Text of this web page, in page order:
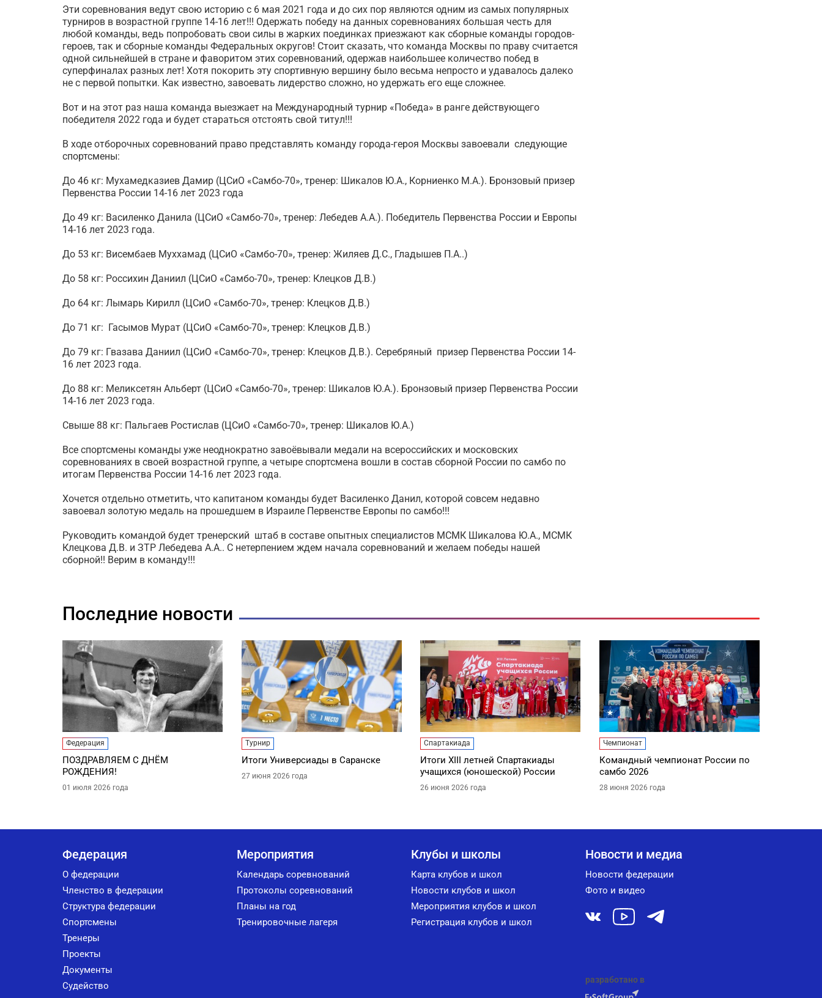
Эти соревнования ведут свою историю с 6 мая 2021 года и до сих пор являются одним из самых популярных
турниров в возрастной группе 14-16 лет!!! Одержать победу на данных соревнованиях большая честь для
любой команды, ведь попробовать свои силы в жарких поединках приезжают как сборные команды городов-
героев, так и сборные команды Федеральных округов! Стоит сказать, что команда Москвы по праву считается
одной сильнейшей в стране и фаворитом этих соревнований, одержав наибольшее количество побед в
суперфиналах разных лет! Хотя покорить эту спортивную вершину было весьма непросто и удавалось далеко
не с первой попытки. Как известно, завоевать лидерство сложно, но удержать его еще сложнее.
Вот и на этот раз наша команда выезжает на Международный турнир «Победа» в ранге действующего
победителя 2022 года и будет стараться отстоять свой титул!!!
В ходе отборочных соревнований право представлять команду города-героя Москвы завоевали следующие
спортсмены:
До 46 кг: Мухамедказиев Дамир (ЦСиО «Самбо-70», тренер: Шикалов Ю.А., Корниенко М.А.). Бронзовый призер
Первенства России 14-16 лет 2023 года
До 49 кг: Василенко Данила (ЦСиО «Самбо-70», тренер: Лебедев А.А.). Победитель Первенства России и Европы
14-16 лет 2023 года.
До 53 кг: Висембаев Муххамад (ЦСиО «Самбо-70», тренер: Жиляев Д.С., Гладышев П.А..)
До 58 кг: Россихин Даниил (ЦСиО «Самбо-70», тренер: Клецков Д.В.)
До 64 кг: Лымарь Кирилл (ЦСиО «Самбо-70», тренер: Клецков Д.В.)
До 71 кг: Гасымов Мурат (ЦСиО «Самбо-70», тренер: Клецков Д.В.)
До 79 кг: Гвазава Даниил (ЦСиО «Самбо-70», тренер: Клецков Д.В.). Серебряный призер Первенства России 14-
16 лет 2023 года.
До 88 кг: Меликсетян Альберт (ЦСиО «Самбо-70», тренер: Шикалов Ю.А.). Бронзовый призер Первенства России
14-16 лет 2023 года.
Свыше 88 кг: Пальгаев Ростислав (ЦСиО «Самбо-70», тренер: Шикалов Ю.А.)
Все спортсмены команды уже неоднократно завоёвывали медали на всероссийских и московских
соревнованиях в своей возрастной группе, а четыре спортсмена вошли в состав сборной России по самбо по
итогам Первенства России 14-16 лет 2023 года.
Хочется отдельно отметить, что капитаном команды будет Василенко Данил, которой совсем недавно
завоевал золотую медаль на прошедшем в Израиле Первенстве Европы по самбо!!!
Руководить командой будет тренерский штаб в составе опытных специалистов МСМК Шикалова Ю.А., МСМК
Клецкова Д.В. и ЗТР Лебедева А.А.. С нетерпением ждем начала соревнований и желаем победы нашей
сборной!! Верим в команду!!!
Последние новости
Федерация
ПОЗДРАВЛЯЕМ С ДНЁМ
РОЖДЕНИЯ!
01 июля 2026 года
Турнир
Итоги Универсиады в Саранске
27 июня 2026 года
Спартакиада
Итоги XIII летней Спартакиады
учащихся (юношеской) России
26 июня 2026 года
Чемпионат
Командный чемпионат России по
самбо 2026
28 июня 2026 года
Федерация
О федерации
Членство в федерации
Структура федерации
Спортсмены
Тренеры
Проекты
Документы
Судейство
Мероприятия
Календарь соревнований
Протоколы соревнований
Планы на год
Тренировочные лагеря
Клубы и школы
Карта клубов и школ
Новости клубов и школ
Мероприятия клубов и школ
Регистрация клубов и школ
Новости и медиа
Новости федерации
Фото и видео
разработано в